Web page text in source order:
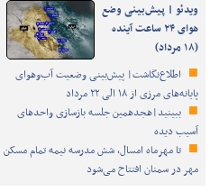
ویدئو | پیش‌بینی وضع
هوای ۲۴ ساعت آینده
(۱۸ مرداد)
اطلاع‌نگاشت| پیش‌بینی وضعیت آب‌وهوای
پایانه‌های مرزی از ۱۸ الی ۲۲ مرداد
ببینید|هجدهمین جلسه بازسازی واحدهای
آسیب دیده
تا مهرماه امسال، شش مدرسه نیمه تمام مسکن
مهر در سمنان افتتاح می‌شود